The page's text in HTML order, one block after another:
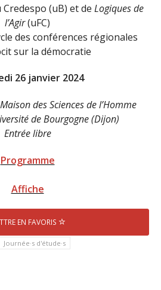
Credespo (uB) et de Logiques de
l’Agir(uFC)
des conférences régionales
sur la démocratie
26 janvier 2024
des Sciences de l’Homme
de Bourgogne (Dijon)
Entrée libre
Programme
Affiche
EN FAVORIS
Journée·s d'étude·s